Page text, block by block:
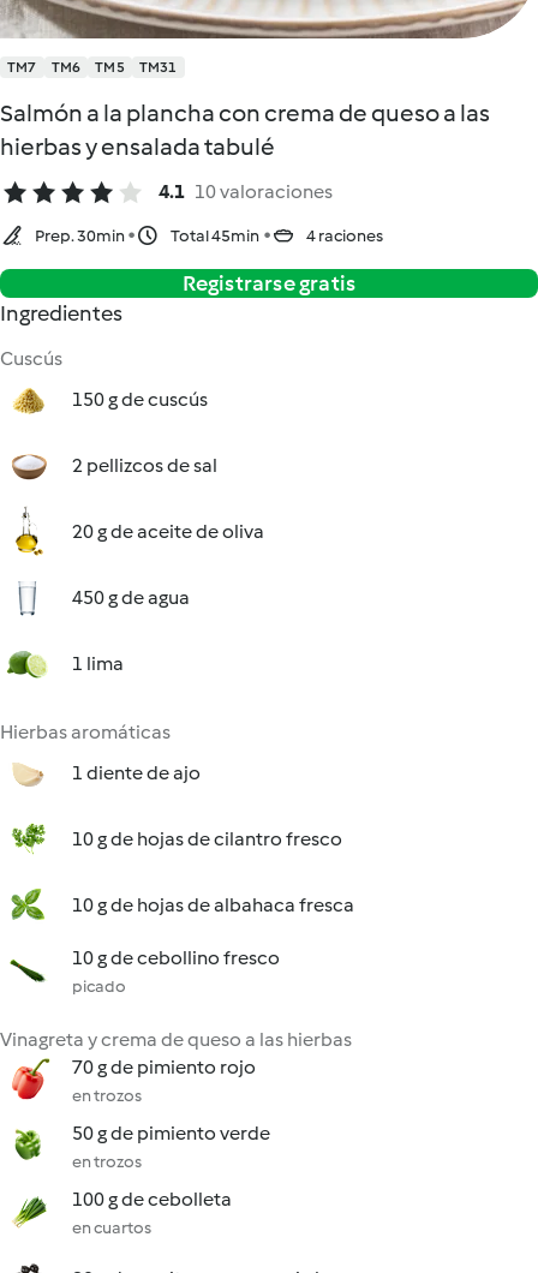
TM7 TM6 TM5 TM31
Salmón a la plancha con crema de queso a las
hierbas y ensalada tabulé
4.1 10 valoraciones
Prep. 30min Total 45min 4 raciones
Registrarse gratis
Ingredientes
Cuscús
150 g de cuscús
2 pellizcos de sal
20 g de aceite de oliva
450 g de agua
1 lima
Hierbas aromáticas
1 diente de ajo
10 g de hojas de cilantro fresco
10 g de hojas de albahaca fresca
10 g de cebollino fresco
picado
Vinagreta y crema de queso a las hierbas
70 g de pimiento rojo
en trozos
50 g de pimiento verde
en trozos
100 g de cebolleta
en cuartos